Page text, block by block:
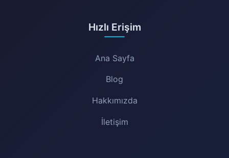
Hızlı Erişim
Ana Sayfa
Blog
Hakkımızda
İletişim